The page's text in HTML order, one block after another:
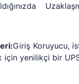
Giriş Koruyucu,
için yenilikçi bir